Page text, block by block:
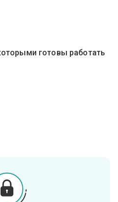
готовы работать